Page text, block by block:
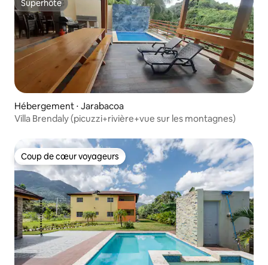
Superhôte
Superhôte
Hébergement ⋅ Jarabacoa
Villa Brendaly (picuzzi+rivière+vue sur les montagnes)
Coup de cœur voyageurs
Coup de cœur voyageurs